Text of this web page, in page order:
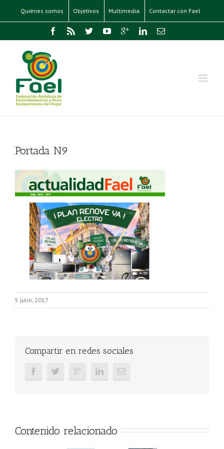
Quiénes somos Objetivos Multimedia Contactar con Fael
Portada N9
5 julio, 2017
Compartir en redes sociales
Contenido relacionado